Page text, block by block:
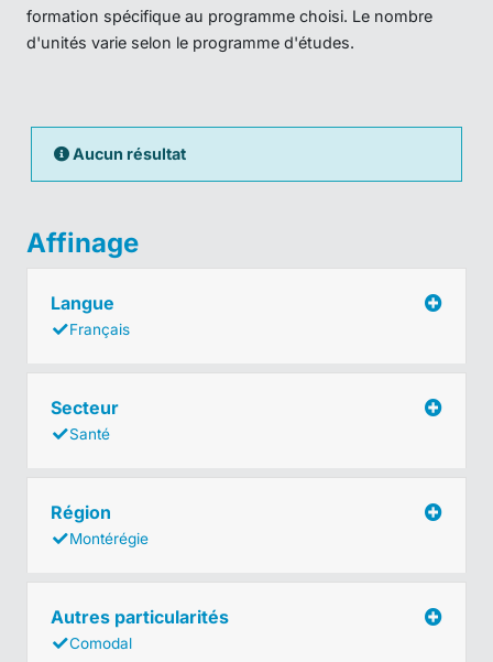
formation spécifique au programme choisi. Le nombre
d'unités varie selon le programme d'études.
Aucun résultat
Affinage
Langue
Français
Secteur
Santé
Région
Montérégie
Autres particularités
Comodal